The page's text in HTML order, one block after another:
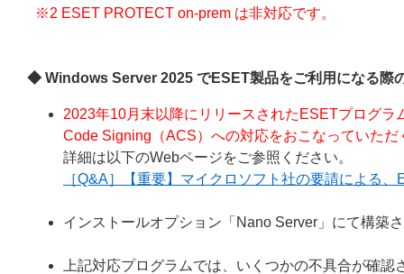
※2 ESET PROTECT on-prem は非対応です。
◆ Windows Server 2025 でESET製品をご利用になる際
2023年10月末以降にリリースされたESETプログ
Code Signing（ACS）への対応をおこなっていただ
詳細は以下のWebページをご参照ください。
［Q&A］【重要】マイクロソフト社の要請による
インストールオプション「Nano Server」にて構築
上記対応プログラムでは、いくつかの不具合が確